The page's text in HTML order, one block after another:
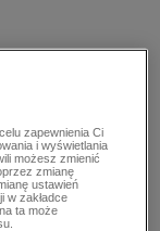
zapewnienia Ci
i wyświetlania
możesz zmienić
zmianę
ustawień
w zakładce
ta może